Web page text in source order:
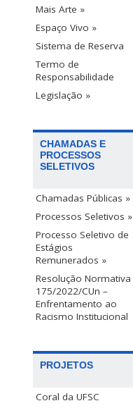
Mais Arte »
Espaço Vivo »
Sistema de Reserva
Termo de
Responsabilidade
Legislação »
CHAMADAS E
PROCESSOS
SELETIVOS
Chamadas Públicas »
Processos Seletivos »
Processo Seletivo de
Estágios
Remunerados »
Resolução Normativa
175/2022/CUn –
Enfrentamento ao
Racismo Institucional
PROJETOS
Coral da UFSC